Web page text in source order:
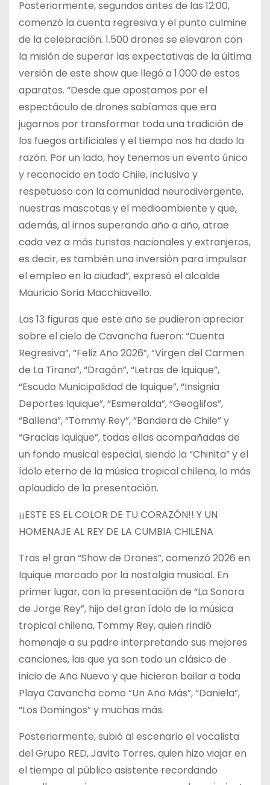
Posteriormente, segundos antes de las 12:00,
comenzó la cuenta regresiva y el punto culmine
de la celebración. 1.500 drones se elevaron con
la misión de superar las expectativas de la última
versión de este show que llegó a 1.000 de estos
aparatos. “Desde que apostamos por el
espectáculo de drones sabíamos que era
jugarnos por transformar toda una tradición de
los fuegos artificiales y el tiempo nos ha dado la
razón. Por un lado, hoy tenemos un evento único
y reconocido en todo Chile, inclusivo y
respetuoso con la comunidad neurodivergente,
nuestras mascotas y el medioambiente y que,
además, al irnos superando año a año, atrae
cada vez a más turistas nacionales y extranjeros,
es decir, es también una inversión para impulsar
el empleo en la ciudad”, expresó el alcalde
Mauricio Soria Macchiavello.
Las 13 figuras que este año se pudieron apreciar
sobre el cielo de Cavancha fueron: “Cuenta
Regresiva”, “Feliz Año 2026”, “Virgen del Carmen
de La Tirana”, “Dragón”, “Letras de Iquique”,
“Escudo Municipalidad de Iquique”, “Insignia
Deportes Iquique”, “Esmeralda”, “Geoglifos”,
“Ballena”, “Tommy Rey”, “Bandera de Chile” y
“Gracias Iquique”, todas ellas acompañadas de
un fondo musical especial, siendo la “Chinita” y el
ídolo eterno de la música tropical chilena, lo más
aplaudido de la presentación.
¡¡ESTE ES EL COLOR DE TU CORAZÓN!! Y UN
HOMENAJE AL REY DE LA CUMBIA CHILENA
Tras el gran “Show de Drones”, comenzó 2026 en
Iquique marcado por la nostalgia musical. En
primer lugar, con la presentación de “La Sonora
de Jorge Rey”, hijo del gran ídolo de la música
tropical chilena, Tommy Rey, quien rindió
homenaje a su padre interpretando sus mejores
canciones, las que ya son todo un clásico de
inicio de Año Nuevo y que hicieron bailar a toda
Playa Cavancha como “Un Año Más”, “Daniela”,
“Los Domingos” y muchas más.
Posteriormente, subió al escenario el vocalista
del Grupo RED, Javito Torres, quien hizo viajar en
el tiempo al público asistente recordando